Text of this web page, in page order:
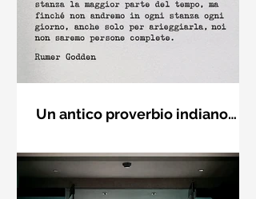
Un antico proverbio indiano
con la macchina per scrivere
ognuno di noi è una casa con quattro
stanze: una fisica, una mentale, una